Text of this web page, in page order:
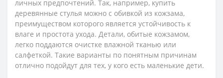
личных предпочтений. Так, например, купить
деревянные стулья можно с обивкой из кожзама,
преимуществом которого является устойчивость к
влаге и простота ухода. Детали, обитые кожзамом,
легко поддаются очистке влажной тканью или
салфеткой. Такие варианты по понятным причинам
отлично подойдут для тех, у кого есть маленькие дети.